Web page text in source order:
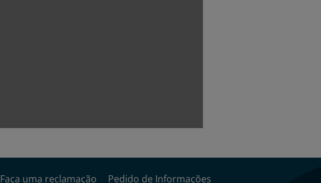
Faça uma reclamação Pedido de Informações